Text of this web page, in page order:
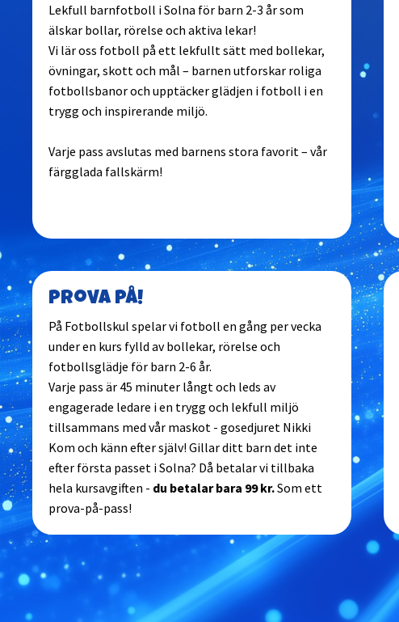
Lekfull barnfotboll i Solna för barn 2-3 år som
älskar bollar, rörelse och aktiva lekar!
Vi lär oss fotboll på ett lekfullt sätt med bollekar,
övningar, skott och mål – barnen utforskar roliga
fotbollsbanor och upptäcker glädjen i fotboll i en
trygg och inspirerande miljö.
Varje pass avslutas med barnens stora favorit – vår
färgglada fallskärm!
Prova på!
På Fotbollskul spelar vi fotboll en gång per vecka
under en kurs fylld av bollekar, rörelse och
fotbollsglädje för barn 2-6 år.
Varje pass är 45 minuter långt och leds av
engagerade ledare i en trygg och lekfull miljö
tillsammans med vår maskot - gosedjuret Nikki
Kom och känn efter själv! Gillar ditt barn det inte
efter första passet i Solna? Då betalar vi tillbaka
hela kursavgiften - du betalar bara 99 kr.Som ett
prova-på-pass!